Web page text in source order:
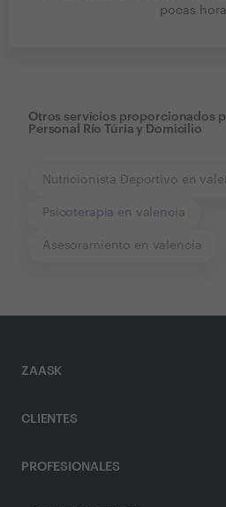
pocas
Otros servicios proporcionados
Personal Río Túria y Domicilio
Nutricionista Deportivo en
Psicoterapia en valencia
Asesoramiento en valencia
ZAASK
CLIENTES
PROFESIONALES